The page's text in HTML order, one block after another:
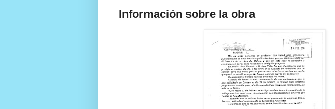
Información sobre la obra